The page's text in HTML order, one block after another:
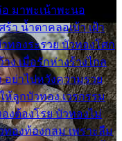
มาพะเน้าพะนอ
ร้า น้ำตาคลอเบ้า เฝ้า
ทองระรวย บัวทองโศก
ง เมื่อรักห่างร้างไกล
ย่าไปหวังความรวย
ห้ลูกบัวทอง เวรกรรม
งต้องโรย บัวทองไม่
องท้องกลม เพราะลืม